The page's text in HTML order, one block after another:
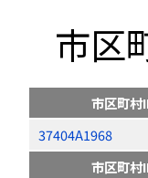
市区
市区町村
37404A1968
市区町村